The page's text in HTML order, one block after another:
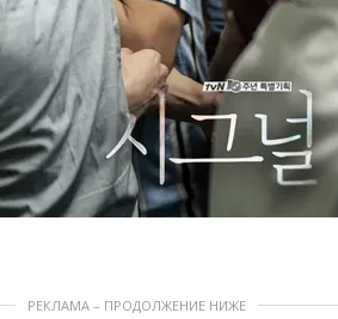
РЕКЛАМА – ПРОДОЛЖЕНИЕ НИЖЕ